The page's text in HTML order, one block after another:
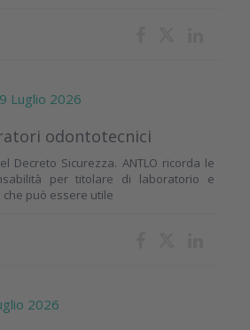
2026
odontotecnici
Decreto Sicurezza. ANTLO ricorda le
per titolare di laboratorio e
può essere utile
2026